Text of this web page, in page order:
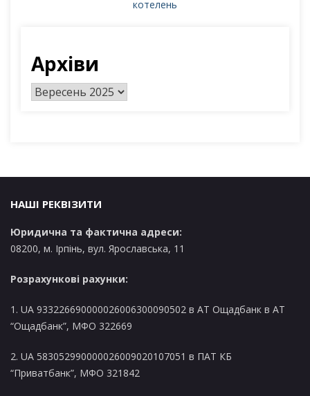
котелень
Архіви
А
НАШІ РЕКВІЗИТИ
Юридична та фактична адреси:
08200, м. Ірпінь, вул. Ярославська, 11
Розрахункові рахунки:
1. UA 933226690000026006300090502 в AT Ощадбанк в АТ
“Ощадбанк”, МФО 322669
2. UA 583052990000026009020107051 в ПАТ КБ
“Приватбанк”, МФО 321842